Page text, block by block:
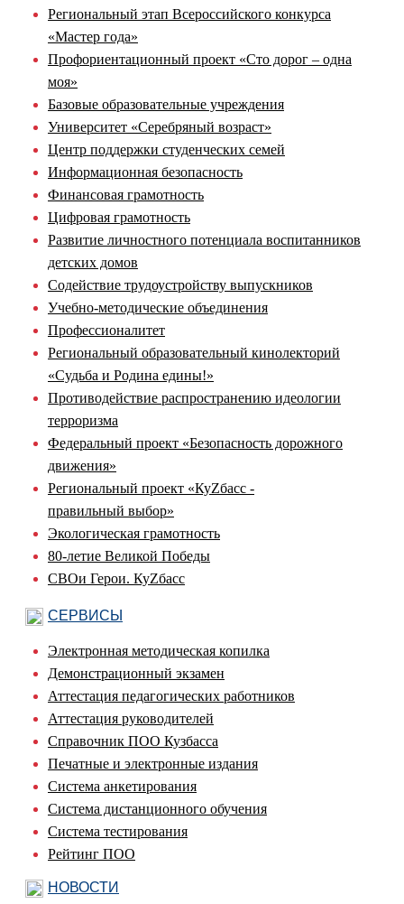
Региональный этап Всероссийского конкурса
«Мастер года»
Профориентационный проект «Сто дорог – одна
моя»
Базовые образовательные учреждения
Университет «Серебряный возраст»
Центр поддержки студенческих семей
Информационная безопасность
Финансовая грамотность
Цифровая грамотность
Развитие личностного потенциала воспитанников
детских домов
Содействие трудоустройству выпускников
Учебно-методические объединения
Профессионалитет
Региональный образовательный кинолекторий
«Судьба и Родина едины!»
Противодействие распространению идеологии
терроризма
Федеральный проект «Безопасность дорожного
движения»
Региональный проект «КуZбасс -
правильный выбор»
Экологическая грамотность
80-летие Великой Победы
СВОи Герои. КуZбасс
СЕРВИСЫ
Электронная методическая копилка
Демонстрационный экзамен
Аттестация педагогических работников
Аттестация руководителей
Справочник ПОО Кузбасса
Печатные и электронные издания
Система анкетирования
Система дистанционного обучения
Система тестирования
Рейтинг ПОО
НОВОСТИ